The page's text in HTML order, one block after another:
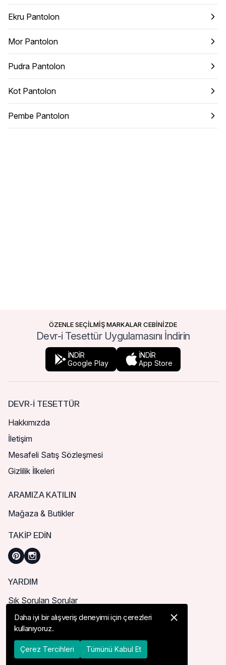
Ekru Pantolon
Mor Pantolon
Pudra Pantolon
Kot Pantolon
Pembe Pantolon
ÖZENLE SEÇİLMİŞ MARKALAR CEBİNİZDE
Devr-i Tesettür Uygulamasını İndirin
İNDİR
Google Play
İNDİR
App Store
DEVR-I TESETTÜR
Hakkımızda
İletişim
Mesafeli Satış Sözleşmesi
Gizlilik İlkeleri
ARAMIZA KATILIN
Mağaza & Butikler
TAKIP EDIN
YARDIM
Sık Sorulan Sorular
Nasıl Sipariş Verebilirim?
Kargo ve Teslimat
İade, İptal ve Değişim
Daha iyi bir alışveriş deneyimi için çerezleri
kullanıyoruz.
Çerez Tercihleri Tümünü Kabul Et